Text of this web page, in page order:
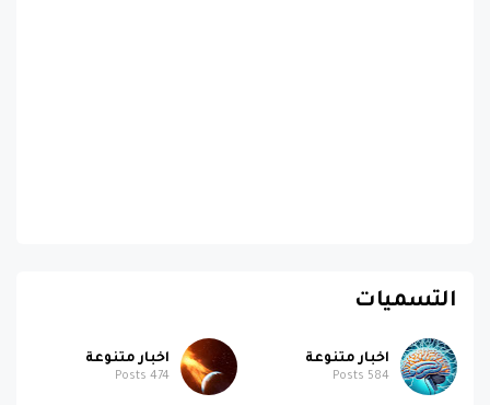
التسميات
اخبار متنوعة
584
اخبار متنوعة
474